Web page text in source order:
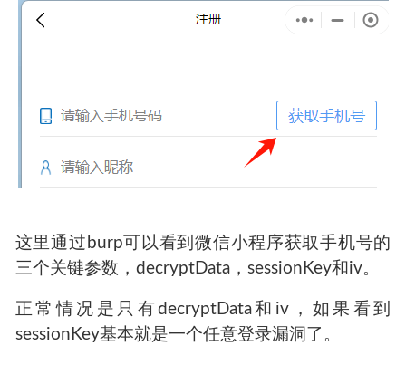
这里通过burp可以看到微信小程序获取手机号的
三个关键参数，decryptData，sessionKey和iv。
正常情况是只有decryptData和iv，如果看到
sessionKey基本就是一个任意登录漏洞了。